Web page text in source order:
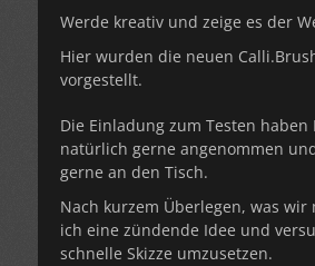
Werde kreativ und zeige es der
Hier wurden die neuen
vorgestellt.
Die Einladung zum Testen
natürlich gerne angenommen
gerne an den Tisch.
Nach kurzem Überlegen, was wir
ich eine zündende Idee und
schnelle Skizze umzusetzen.